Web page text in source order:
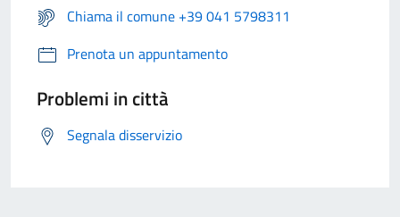
Chiama il comune +39 041 5798311
Prenota un appuntamento
Problemi in città
Segnala disservizio